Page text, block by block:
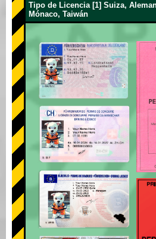
Tipo de Licencia [1] Suiza,
Mónaco, Taiwán